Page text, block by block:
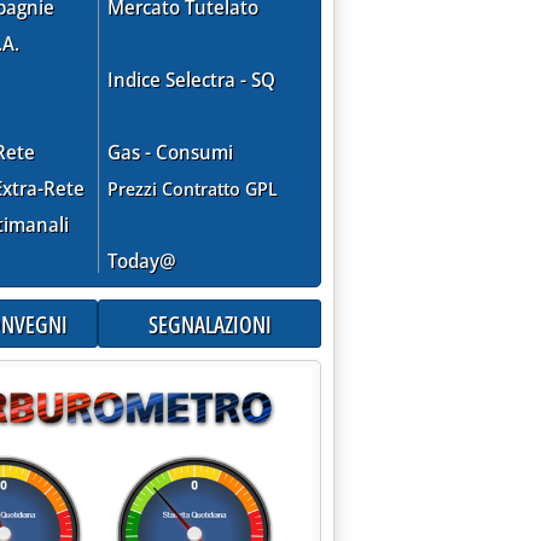
Rete
Mercato Tutelato
Indice Selectra - SQ
Gas - Consumi
Prezzi Contratto GPL
Today@
SEGNALAZIONI